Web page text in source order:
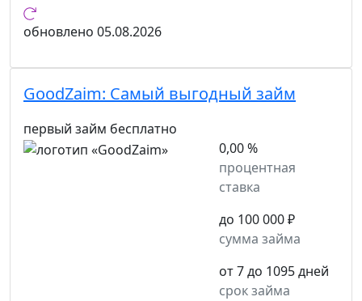
обновлено 05.08.2026
GoodZaim: Самый выгодный займ
первый займ бесплатно
0,00 %
процентная
ставка
до 100 000 ₽
сумма займа
от 7 до 1095 дней
срок займа